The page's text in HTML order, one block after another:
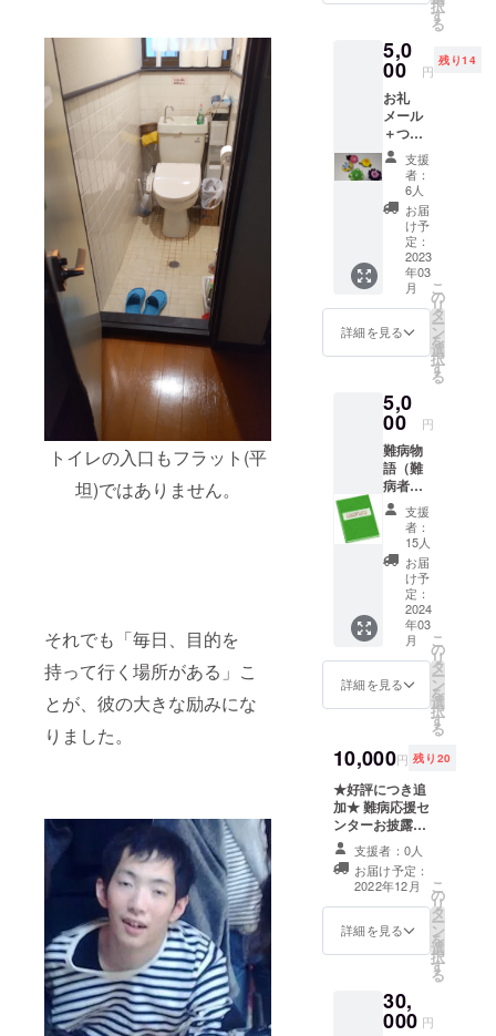
トイレの入口もフラット(平
坦)ではありません。
それでも「毎日、目的を
持って行く場所がある」こ
とが、彼の大きな励みにな
りました。
０ｍｍ×
ｍ 重
量：約
３０
ｇ 直
射日光
を避け
て保存
してく
ださい
消費期
限：お
届け後
２週間
原材
料：国
産薄力
粉 渡
産）
月夜の
ゆりか
ご米粉
（滋賀
産）
アーモ
ンド
プード
ル 天
然塩
きび
糖
菜ばか
り油 無
添加
パッ
形状
像と変
更にな
ること
があり
ます。
択
す
る
5,0
00 円
残り14
お礼
メール
＋つま
み細工
ブロー
チ（約
30ミ
リ）※つ
まみ細
工の色
やデザ
インは
ランダ
ムにお
届けし
ます。
支援
者：
6人
お届
け予
定：
2023
年03
月
詳細を見る
こ
の
リ
タ
ー
ン
を
選
択
す
る
5,0
00 円
難病物
語（難
病者体
験談
集） B5
版 100
～150
ページ
予定 自
費出版
本のサ
イズが
変更に
なる場
合があ
りま
2024年
3月完成
予定
完成後
の発送
ます。
＊画像
はイ
メージ
です。
支援
者：
15人
お届
け予
定：
2024
年03
月
詳細を見る
こ
の
リ
タ
ー
ン
を
選
択
す
る
10,000円 残り20
★好評につき追
加★ 難病応援セ
ンターお披露目
イベント招待
クラウドファン
ディング支援者
限定イベント
センター内案内
＋わ音ライブ 開
（2022年12月～
頃） 日程は後
日連絡をしま
支援者：0人
お届け予定：
2022年12月
詳細を見る
こ
の
リ
タ
ー
ン
を
選
択
す
る
30,
000 円